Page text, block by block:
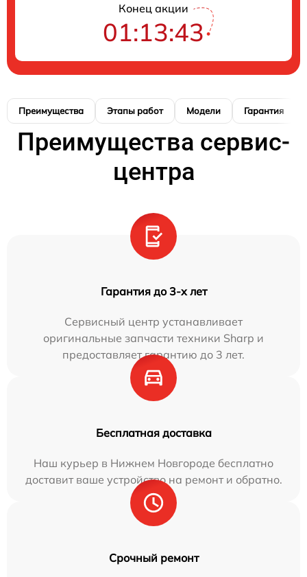
Конец акции
01:13:42
Преимущества Этапы работ Модели Гарантия
Преимущества сервис-
центра
Гарантия до 3-х лет
Сервисный центр устанавливает
оригинальные запчасти техники Sharp и
предоставляет гарантию до 3 лет.
Бесплатная доставка
Наш курьер в Нижнем Новгороде бесплатно
доставит ваше устройство на ремонт и обратно.
Срочный ремонт